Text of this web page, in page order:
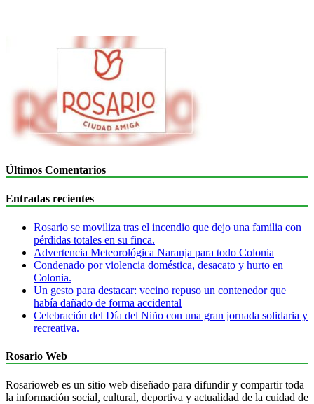
Últimos Comentarios
Entradas recientes
Rosario se moviliza tras el incendio que dejo una familia con
pérdidas totales en su finca.
Advertencia Meteorológica Naranja para todo Colonia
Condenado por violencia doméstica, desacato y hurto en
Colonia.
Un gesto para destacar: vecino repuso un contenedor que
había dañado de forma accidental
Celebración del Día del Niño con una gran jornada solidaria y
recreativa.
Rosario Web
Rosarioweb es un sitio web diseñado para difundir y compartir toda
la información social, cultural, deportiva y actualidad de la cuidad de